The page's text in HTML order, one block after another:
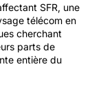
SFR, une
télécom en
cherchant
parts de
entière du